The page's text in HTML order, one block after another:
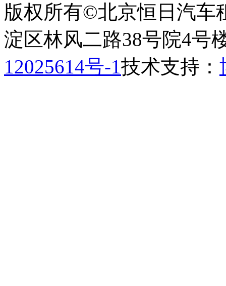
版权所有©北京恒日汽车
淀区林风二路38号院4号
12025614号-1技术支持：